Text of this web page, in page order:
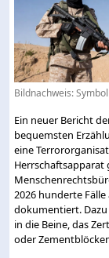
Bildnachweis:
Ein neuer Bericht
bequemsten
eine
Herrschaftsapparat
2026 hunderte
dokumentiert.
in die Beine, das
oder